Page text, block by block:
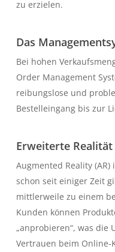
zu erzielen.
Das
Bei hohen
Order Management
reibungslose und
Bestelleingang bis zur
Erweiterte Realität
Augmented Reality
schon seit einiger Zeit
mittlerweile zu einem
Kunden können
„anprobieren“, was die
Vertrauen beim Online-